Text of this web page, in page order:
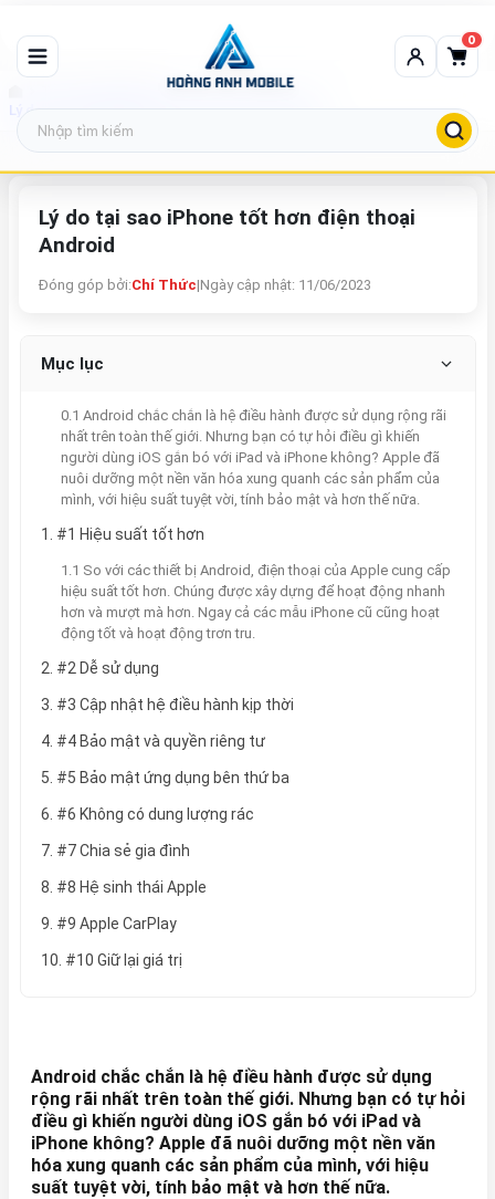
0
Lý do tại sao iPhone tốt hơn điện thoại Android
Lý do tại sao iPhone tốt hơn điện thoại
Android
Đóng góp bởi:Chí Thức|Ngày cập nhật: 11/06/2023
Mục lục
0.1 Android chắc chắn là hệ điều hành được sử dụng rộng rãi
nhất trên toàn thế giới. Nhưng bạn có tự hỏi điều gì khiến
người dùng iOS gắn bó với iPad và iPhone không? Apple đã
nuôi dưỡng một nền văn hóa xung quanh các sản phẩm của
mình, với hiệu suất tuyệt vời, tính bảo mật và hơn thế nữa.
1. #1 Hiệu suất tốt hơn
1.1 So với các thiết bị Android, điện thoại của Apple cung cấp
hiệu suất tốt hơn. Chúng được xây dựng để hoạt động nhanh
hơn và mượt mà hơn. Ngay cả các mẫu iPhone cũ cũng hoạt
động tốt và hoạt động trơn tru.
2. #2 Dễ sử dụng
3. #3 Cập nhật hệ điều hành kịp thời
4. #4 Bảo mật và quyền riêng tư
5. #5 Bảo mật ứng dụng bên thứ ba
6. #6 Không có dung lượng rác
7. #7 Chia sẻ gia đình
8. #8 Hệ sinh thái Apple
9. #9 Apple CarPlay
10. #10 Giữ lại giá trị
Android chắc chắn là hệ điều hành được sử dụng
rộng rãi nhất trên toàn thế giới. Nhưng bạn có tự hỏi
điều gì khiến người dùng iOS gắn bó với iPad và
iPhone không? Apple đã nuôi dưỡng một nền văn
hóa xung quanh các sản phẩm của mình, với hiệu
suất tuyệt vời, tính bảo mật và hơn thế nữa.